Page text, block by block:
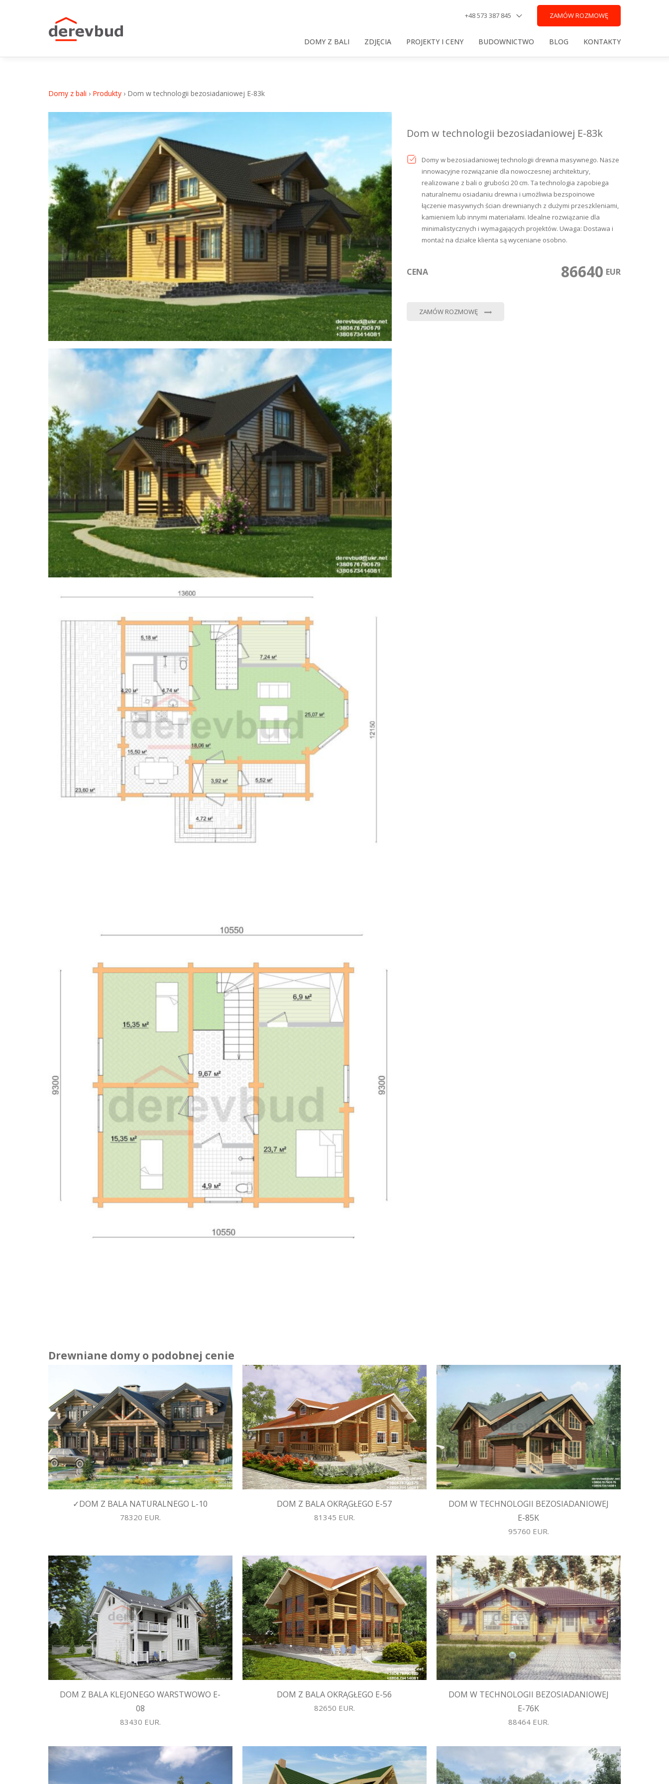
+48 573 387 845 ZAMÓW ROZMOWĘ
DOMY Z BALI ZDJĘCIA PROJEKTY I CENY BUDOWNICTWO BLOG KONTAKTY
Domy z bali › Produkty › Dom w technologii bezosiadaniowej E-83k
Dom w technologii bezosiadaniowej E-83k
Domy w bezosiadaniowej technologii drewna masywnego. Nasze
innowacyjne rozwiązanie dla nowoczesnej architektury,
realizowane z bali o grubości 20 cm. Ta technologia zapobiega
naturalnemu osiadaniu drewna i umożliwia bezspoinowe
łączenie masywnych ścian drewnianych z dużymi przeszkleniami,
kamieniem lub innymi materiałami. Idealne rozwiązanie dla
minimalistycznych i wymagających projektów. Uwaga: Dostawa i
montaż na działce klienta są wyceniane osobno.
CENA 86640 EUR
ZAMÓW ROZMOWĘ
Drewniane domy o podobnej cenie
✓DOM Z BALA NATURALNEGO L-10
78320 EUR.
DOM Z BALA OKRĄGŁEGO E-57
81345 EUR.
DOM W TECHNOLOGII BEZOSIADANIOWEJ
E-85K
95760 EUR.
DOM Z BALA KLEJONEGO WARSTWOWO E-
08
83430 EUR.
DOM Z BALA OKRĄGŁEGO E-56
82650 EUR.
DOM W TECHNOLOGII BEZOSIADANIOWEJ
E-76K
88464 EUR.